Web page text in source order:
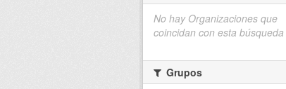
No hay Organizaciones que
coincidan con esta búsqueda
Grupos